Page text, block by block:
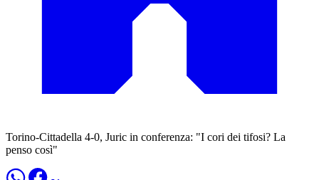
Torino-Cittadella 4-0, Juric in conferenza: "I cori dei tifosi? La
penso così"